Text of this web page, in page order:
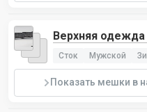
Верхняя
Сток Мужской
Показать мешки в